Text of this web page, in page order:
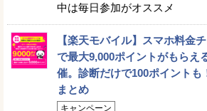
中は毎日参加がオススメ
【楽天モバイル】スマホ料金
で最大9,000ポイントがもらえ
催。診断だけで100ポイントも
まとめ
キャンペーン